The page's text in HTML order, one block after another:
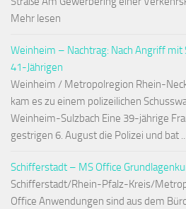
Mehr lesen
Weinheim – Nachtrag: Nach Angriff mit
41-Jährigen
Weinheim / Metropolregion Rhein-
kam es zu einem polizeilichen
Weinheim-Sulzbach Eine 39-jährige
gestrigen 6. August die Polizei und bat
Schifferstadt – MS Office
Schifferstadt/Rhein-Pfalz-Kreis/
Office Anwendungen sind aus dem